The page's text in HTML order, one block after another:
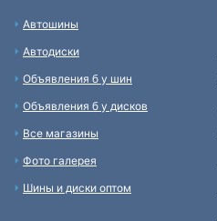
Автошины
Автодиски
Объявления б у шин
Объявления б у дисков
Все магазины
Фото галерея
Шины и диски оптом